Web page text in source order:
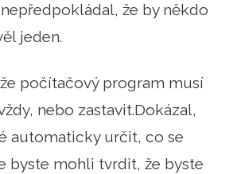
že by někdo
jeden.
počítačový program musí
nebo zastavit.Dokázal,
automaticky určit, co se
byste mohli tvrdit, že byste